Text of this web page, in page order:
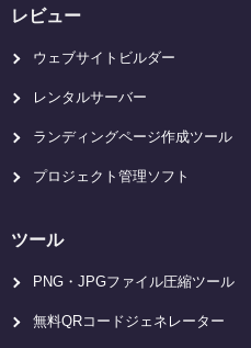
レビュー
ウェブサイトビルダー
レンタルサーバー
ランディングページ作成ツール
プロジェクト管理ソフト
ツール
PNG・JPGファイル圧縮ツール
無料QRコードジェネレーター